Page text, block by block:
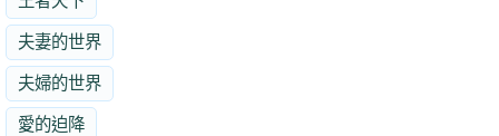
夫妻的世界
夫婦的世界
愛的迫降